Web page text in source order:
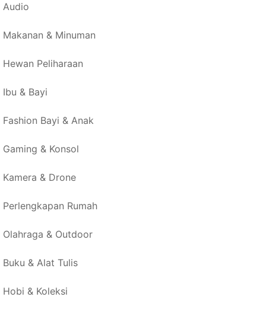
Audio
Makanan & Minuman
Hewan Peliharaan
Ibu & Bayi
Fashion Bayi & Anak
Gaming & Konsol
Kamera & Drone
Perlengkapan Rumah
Olahraga & Outdoor
Buku & Alat Tulis
Hobi & Koleksi